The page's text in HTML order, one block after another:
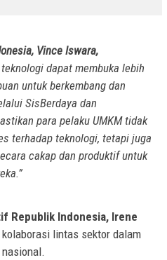
Vince Iswara,
dapat membuka lebih
untuk berkembang dan
SisBerdaya dan
para pelaku UMKM tidak
terhadap teknologi, tetapi juga
cakap dan produktif untuk
Republik Indonesia, Irene
lintas sektor dalam